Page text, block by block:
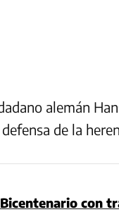
alemán
de la
con